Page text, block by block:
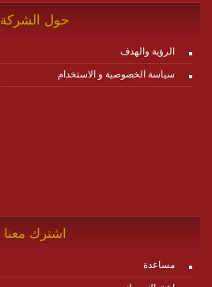
حول الشركة
الرؤية والهدف
سياسة الخصوصية و الاستخدام
اشترك معنا
مساعدة